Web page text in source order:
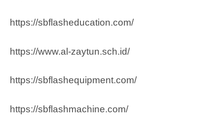
https://sbflasheducation.com/
https://www.al-zaytun.sch.id/
https://sbflashequipment.com/
https://sbflashmachine.com/